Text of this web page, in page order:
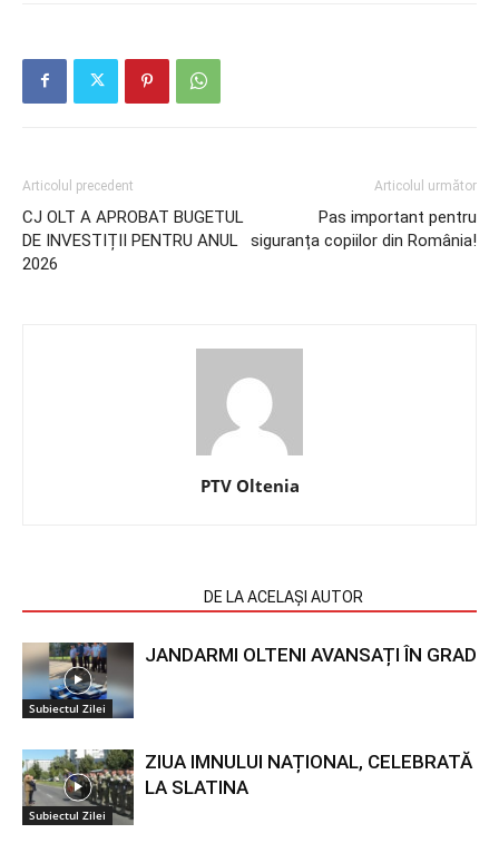
Articolul precedent
CJ OLT A APROBAT BUGETUL
DE INVESTIȚII PENTRU ANUL
2026
Articolul următor
Pas important pentru
siguranța copiilor din România!
PTV Oltenia
DE LA ACELAȘI AUTOR
Subiectul Zilei
JANDARMI OLTENI AVANSAȚI ÎN GRAD
Subiectul Zilei
ZIUA IMNULUI NAȚIONAL, CELEBRATĂ
LA SLATINA